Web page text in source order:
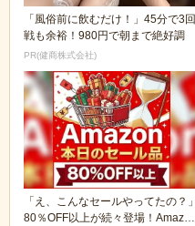
「風俗前に飲むだけ！」45分で3回
戦も余裕！980円で朝まで絶好調
PR(健商株式会社)
「え、こんなセールやってたの？」
80％OFF以上が続々登場！Amazon